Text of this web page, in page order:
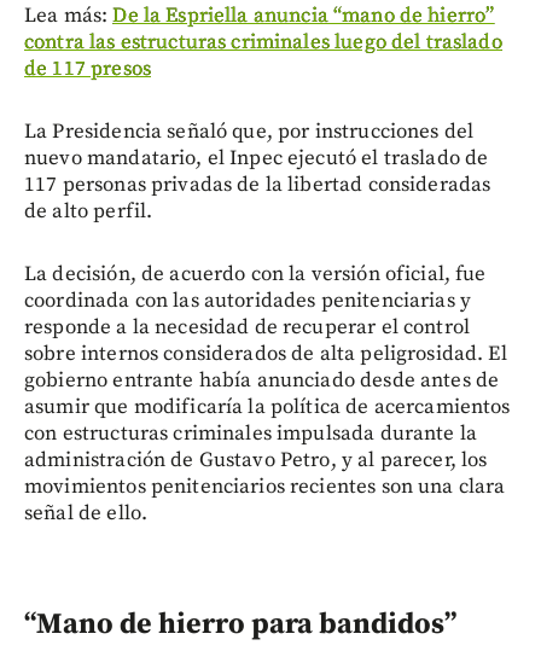
Lea más:De la Espriella anuncia “mano de hierro”
contra las estructuras criminales luego del traslado
de 117 presos
La Presidencia señaló que, por instrucciones del
nuevo mandatario, el Inpec ejecutó el traslado de
117 personas privadas de la libertad consideradas
de alto perfil.
La decisión, de acuerdo con la versión oficial, fue
coordinada con las autoridades penitenciarias y
responde a la necesidad de recuperar el control
sobre internos considerados de alta peligrosidad. El
gobierno entrante había anunciado desde antes de
asumir que modificaría la política de acercamientos
con estructuras criminales impulsada durante la
administración de Gustavo Petro, y al parecer, los
movimientos penitenciarios recientes son una clara
señal de ello.
“Mano de hierro para bandidos”